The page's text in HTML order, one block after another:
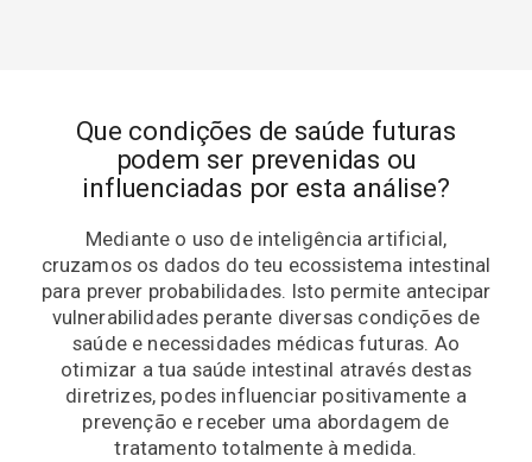
Que condições de saúde futuras
podem ser prevenidas ou
influenciadas por esta análise?
Mediante o uso de inteligência artificial,
cruzamos os dados do teu ecossistema intestinal
para prever probabilidades. Isto permite antecipar
vulnerabilidades perante diversas condições de
saúde e necessidades médicas futuras. Ao
otimizar a tua saúde intestinal através destas
diretrizes, podes influenciar positivamente a
prevenção e receber uma abordagem de
tratamento totalmente à medida.